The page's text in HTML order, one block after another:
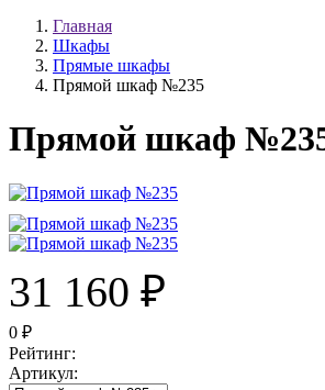
Главная
Шкафы
Прямые шкафы
Прямой шкаф №235
Прямой шкаф
31 160 ₽
0 ₽
Рейтинг:
Артикул: